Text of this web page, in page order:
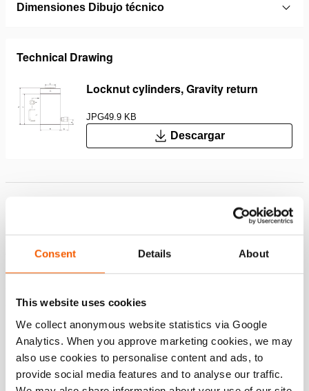
Consent Details About
This website uses cookies
We collect anonymous website statistics via Google
Analytics. When you approve marketing cookies, we may
also use cookies to personalise content and ads, to
provide social media features and to analyse our traffic.
Dimensiones Dibujo técnico
Technical Drawing
Locknut cylinders, Gravity return
JPG49.9 KB
Descargar
Bloqueo mecánico de la carga; forma segura de trabajar
con carga sostenida
Se pueden utilizar en cualquier posición
sustituir por silleta inclinable
Descargas
Safety Guide – Hydraulic hoses & couplers